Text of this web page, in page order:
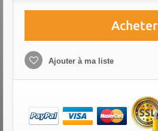
Acheter
Ajouter à ma liste